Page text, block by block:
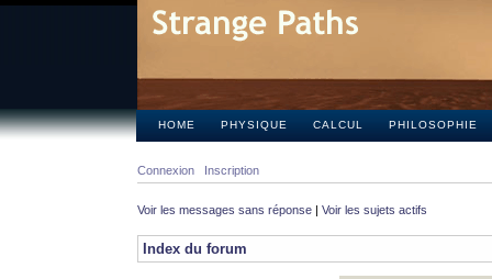
HOME PHYSIQUE CALCUL PHILOSOPHIE
Connexion Inscription
Voir les messages sans réponse | Voir les sujets actifs
Index du forum